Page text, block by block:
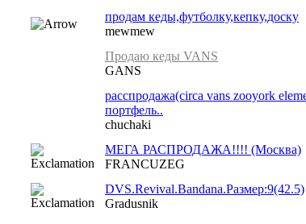
продам кеды,футболку,кепку,доску
mewmew
Продаю кеды VANS
GANS
расспродажа(circa vans zooyork
портфель..
chuchaki
МЕГА РАСПРОДАЖА!!!! (Москва)
FRANCUZEG
DVS.Revival.Bandana.Размер:9(42.5)
Gradusnik